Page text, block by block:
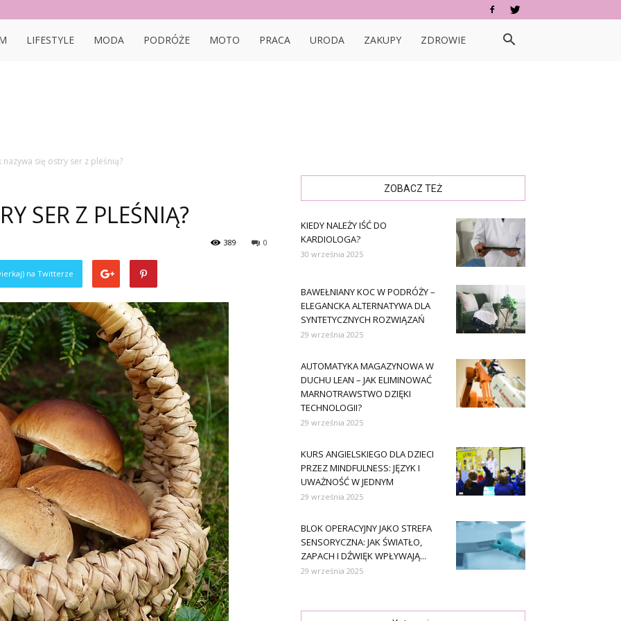
LIFESTYLE MODA PODRÓŻE MOTO PRACA URODA ZAKUPY ZDROWIE
nazywa się ostry ser z pleśnią?
SER Z PLEŚNIĄ?
0
389
na Twitterze
ZOBACZ TEŻ
KIEDY NALEŻY IŚĆ DO
KARDIOLOGA?
30 września 2025
BAWEŁNIANY KOC W PODRÓŻY –
ELEGANCKA ALTERNATYWA DLA
SYNTETYCZNYCH ROZWIĄZAŃ
29 września 2025
AUTOMATYKA MAGAZYNOWA W
DUCHU LEAN – JAK ELIMINOWAĆ
MARNOTRAWSTWO DZIĘKI
TECHNOLOGII?
29 września 2025
KURS ANGIELSKIEGO DLA DZIECI
PRZEZ MINDFULNESS: JĘZYK I
UWAŻNOŚĆ W JEDNYM
29 września 2025
BLOK OPERACYJNY JAKO STREFA
SENSORYCZNA: JAK ŚWIATŁO,
ZAPACH I DŹWIĘK WPŁYWAJĄ...
29 września 2025